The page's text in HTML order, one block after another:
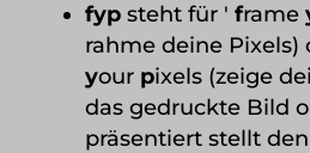
fyp steht für 'frame
rahme deine Pixels)
your pixels (zeige
das gedruckte Bild
präsentiert stellt